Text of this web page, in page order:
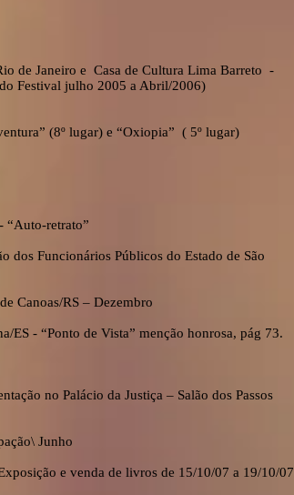
de Janeiro e Casa de Cultura Lima Barreto -
Festival julho 2005 a Abril/2006)
(8º lugar) e “Oxiopia” ( 5º lugar)
“Auto-retrato”
dos Funcionários Públicos do Estado de São
Canoas/RS – Dezembro
- “Ponto de Vista” menção honrosa, pág 73.
no Palácio da Justiça – Salão dos Passos
Junho
e venda de livros de 15/10/07 a 19/10/07